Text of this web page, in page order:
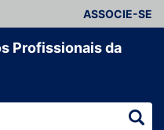
ASSOCIE-SE
Profissionais da